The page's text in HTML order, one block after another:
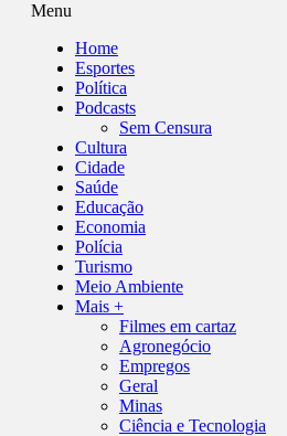
Menu
Home
Esportes
Política
Podcasts
Sem Censura
Cultura
Cidade
Saúde
Educação
Economia
Polícia
Turismo
Meio Ambiente
Mais +
Filmes em cartaz
Agronegócio
Empregos
Geral
Minas
Ciência e Tecnologia